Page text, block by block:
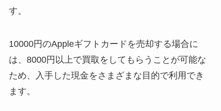
す。
10000円のAppleギフトカードを売却する場合に
は、8000円以上で買取をしてもらうことが可能な
ため、入手した現金をさまざまな目的で利用でき
ます。